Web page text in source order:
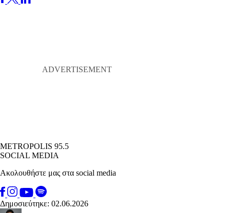
METROPOLIS 95.5
SOCIAL MEDIA
Ακολουθήστε μας στα social media
Δημοσιεύτηκε: 02.06.2026